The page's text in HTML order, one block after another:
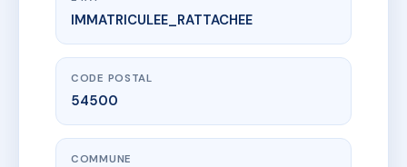
www.vme.plus/AC6429427
RESIDENCE MERCURE
1 r de namur 54500 VANDOEUVRE LES NANCY
IMMATRICULEE_RATTACHEE
CODE POSTAL
54500
COMMUNE